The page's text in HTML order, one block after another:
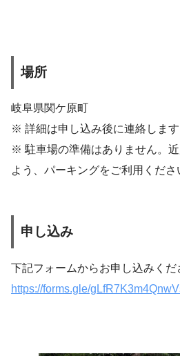
場所
岐阜県関ケ原町
※ 詳細は申し込み後に連絡します
※ 駐車場の準備はありません。
よう、パーキングをご利用くださ
申し込み
下記フォームからお申し込みくだ
https://forms.gle/